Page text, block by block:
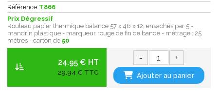
Référence T866
Prix Dégressif
Rouleau papier thermique balance 57 x 46 x 12, ensachés par 5 -
mandrin plastique - marqueur rouge de fin de bande - métrage : 25
mètres - carton de 50
24.95 € HT
29,94 € TTC
- +
Ajouter au panier